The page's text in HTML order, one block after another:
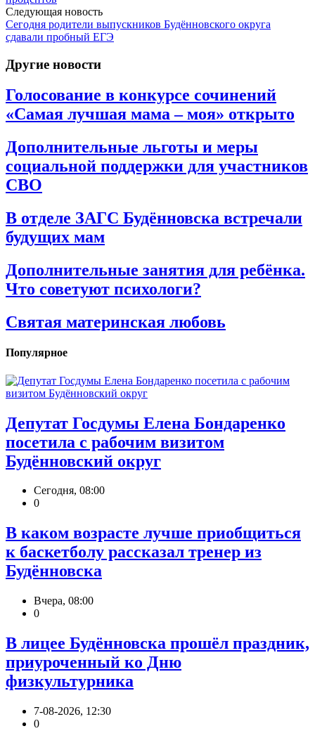
Следующая новость
Сегодня родители выпускников Будённовского округа
сдавали пробный ЕГЭ
Другие новости
Голосование в конкурсе сочинений
«Самая лучшая мама – моя» открыто
Дополнительные льготы и меры
социальной поддержки для участников
СВО
В отделе ЗАГС Будённовска встречали
будущих мам
Дополнительные занятия для ребёнка.
Что советуют психологи?
Святая материнская любовь
Популярное
Депутат Госдумы Елена Бондаренко
посетила с рабочим визитом
Будённовский округ
Сегодня, 08:00
0
В каком возрасте лучше приобщиться
к баскетболу рассказал тренер из
Будённовска
Вчера, 08:00
0
В лицее Будённовска прошёл праздник,
приуроченный ко Дню
физкультурника
7-08-2026, 12:30
0